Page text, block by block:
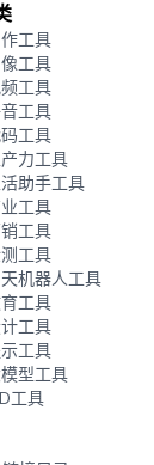
工具
工具
工具
工具
工具
力工具
助手工具
工具
工具
工具
机器人工具
工具
工具
工具
型工具
工具